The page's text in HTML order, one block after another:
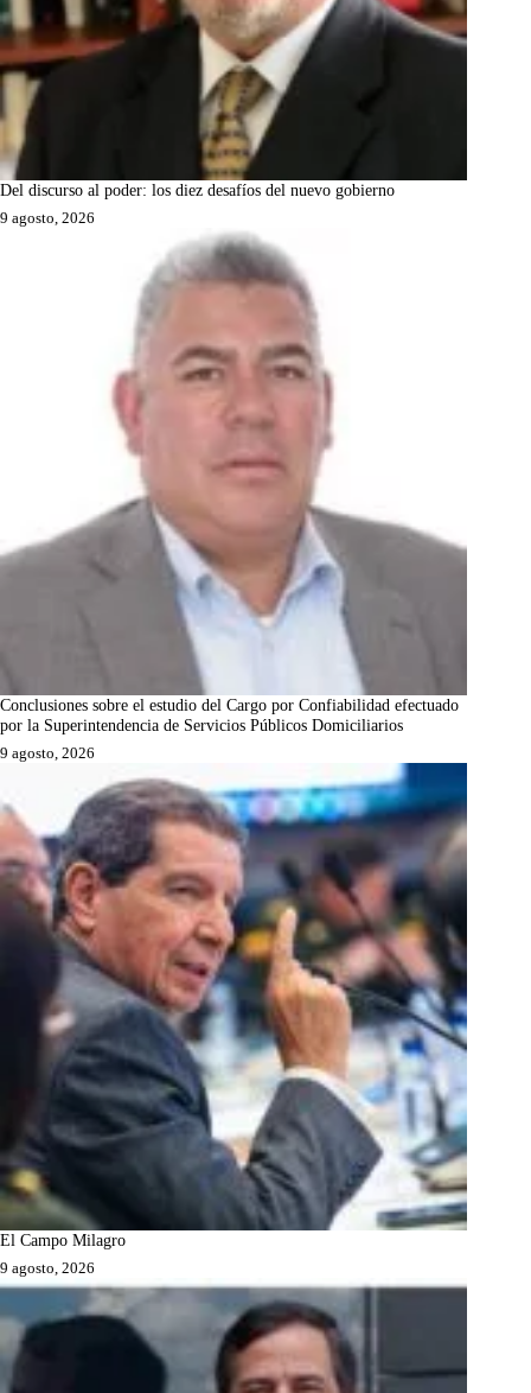
Del discurso al poder: los diez desafíos del nuevo gobierno
9 agosto, 2026
Conclusiones sobre el estudio del Cargo por Confiabilidad efectuado
por la Superintendencia de Servicios Públicos Domiciliarios
9 agosto, 2026
El Campo Milagro
9 agosto, 2026